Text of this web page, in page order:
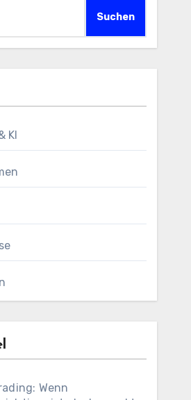
Suchen
KI
Wenn